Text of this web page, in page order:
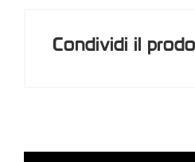
Condividi il